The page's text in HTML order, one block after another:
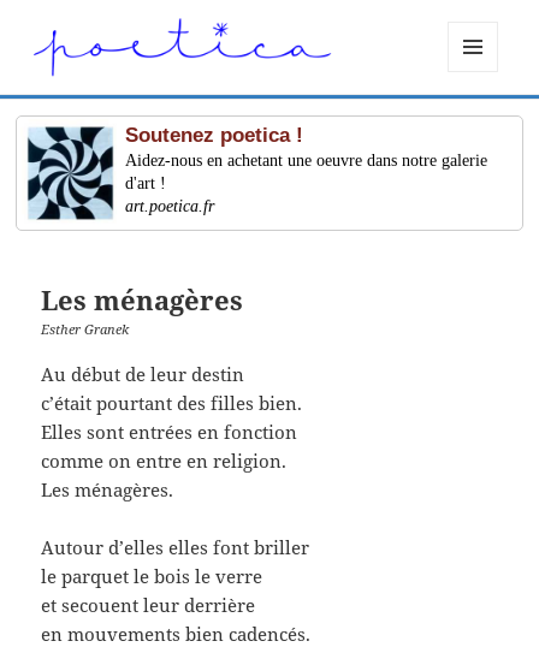
ET
WIDGETS
Soutenez poetica !
Aidez-nous en achetant une oeuvre dans notre galerie
d'art !
art.poetica.fr
Les ménagères
Esther Granek
Au début de leur destin
c’était pourtant des filles bien.
Elles sont entrées en fonction
comme on entre en religion.
Les ménagères.
Autour d’elles elles font briller
le parquet le bois le verre
et secouent leur derrière
en mouvements bien cadencés.